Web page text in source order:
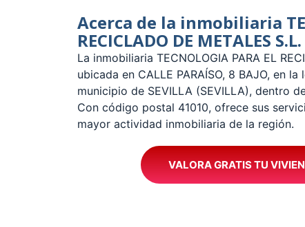
Acerca de la inmobiliaria
RECICLADO DE METALES S.L.
La inmobiliaria TECNOLOGIA PARA EL
ubicada en CALLE PARAÍSO, 8 BAJO, en
municipio de SEVILLA (SEVILLA), dentro
Con código postal 41010, ofrece sus
mayor actividad inmobiliaria de la región.
VALORA GRATIS TU